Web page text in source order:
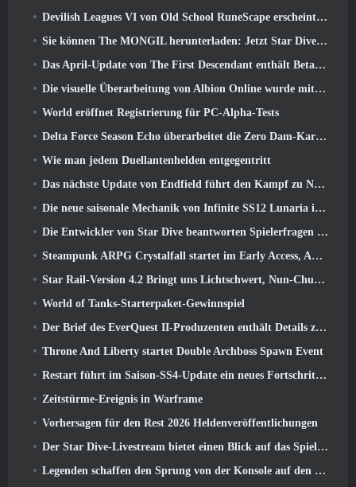
Devilish Leagues VI von Old School RuneScape erscheint heute
Sie können The MONGIL herunterladen: Jetzt Star Dive-Client
Das April-Update von The First Descendant enthält Beta-Versionen neuer Endgame-Inhalte
Die visuelle Überarbeitung von Albion Online wurde mit dem heutigen Start des Radiant Wilds-Updates eingestellt
World eröffnet Registrierung für PC-Alpha-Tests
Delta Force Season Echo überarbeitet die Zero Dam-Karte und erweitert das Operations-Gameplay
Wie man jedem Duellantenhelden entgegentritt
Das nächste Update von Endfield führt den Kampf zu Nefarith
Die neue saisonale Mechanik von Infinite SS12 Lunaria ist eine der „größten Ergänzungen“ des Spiels
Die Entwickler von Star Dive beantworten Spielerfragen im Überraschungs-Livestream
Steampunk ARPG Crystalfall startet im Early Access, Aber nicht ohne ein paar Macken
Star Rail-Version 4.2 Bringt uns Lichtschwert, Nun-Chuck, Schlagzeuger-Wegbereiter und ein Emanator der Hochstimmung
World of Tanks-Starterpaket-Gewinnspiel
Der Brief des EverQuest II-Produzenten enthält Details zum Time-Locked-Erweiterungsserver
Throne And Liberty startet Double Archboss Spawn Event
Restart führt im Saison-SS4-Update ein neues Fortschrittssystem ein
Zeitstürme-Ereignis in Warframe
Vorhersagen für den Rest 2026 Heldenveröffentlichungen
Der Star Dive-Livestream bietet einen Blick auf das Spiel in Aktion vor der Veröffentlichung
Legenden schaffen den Sprung von der Konsole auf den PC